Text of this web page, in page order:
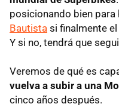
posicionando bien para
Bautista si finalmente
Y si no, tendrá que
Veremos de qué es
vuelva a subir a una
cinco años después.